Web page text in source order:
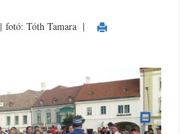
| fotó: Tóth Tamara |